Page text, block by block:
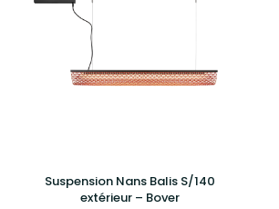
Suspension Nans Balis S/140
extérieur – Bover